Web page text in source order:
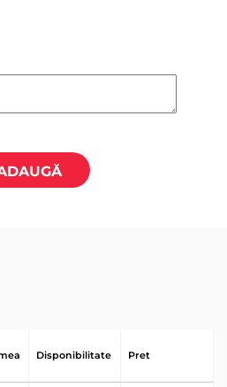
Disponibilitate Pret